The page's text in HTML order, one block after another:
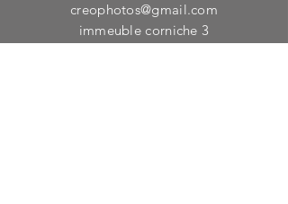
creophotos@gmail.com
immeuble corniche 3